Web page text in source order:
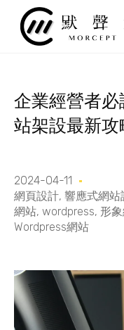
企業經營者
站架設最新攻
2024-04-11
網頁設計, 響應式網站
網站, wordpress, 形
Wordpress網站